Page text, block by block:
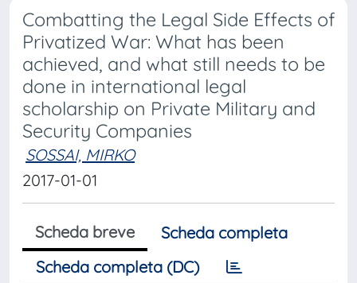
Combatting the Legal Side Effects of
Privatized War: What has been
achieved, and what still needs to be
done in international legal
scholarship on Private Military and
Security Companies
SOSSAI, MIRKO
2017-01-01
Scheda breve
Scheda completa
Scheda completa (DC)